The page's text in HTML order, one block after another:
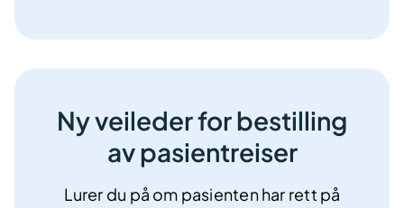
Ny veileder for bestilling
av pasientreiser
Lurer du på om pasienten har rett på